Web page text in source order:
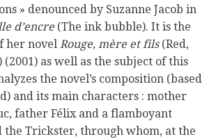
» denounced by Suzanne Jacob in
d’encre(The ink bubble). It is the
her novel Rouge, mère et fils(Red,
as well as the subject of this
the novel’s composition (based
and its main characters : mother
father Félix and a flamboyant
the Trickster, through whom, at the